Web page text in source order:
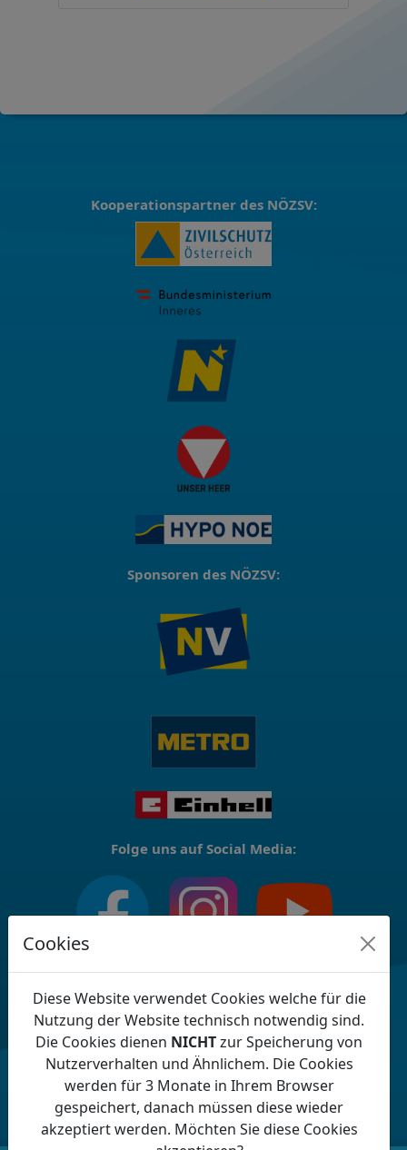
Kooperationspartner des NÖZSV:
Sponsoren des NÖZSV:
Folge uns auf Social Media:
Cookies
Diese Website verwendet Cookies welche für die
Nutzung der Website technisch notwendig sind.
Die Cookies dienen NICHTzur Speicherung von
Nutzerverhalten und Ähnlichem. Die Cookies
werden für 3 Monate in Ihrem Browser
gespeichert, danach müssen diese wieder
akzeptiert werden. Möchten Sie diese Cookies